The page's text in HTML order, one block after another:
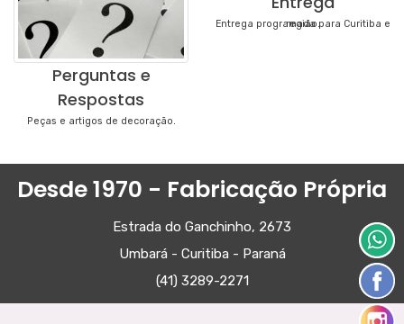
Perguntas e
Respostas
Peças e artigos de decoração.
Entrega programada para Curitiba e região.
Desde 1970 - Fabricação Própria
Estrada do Ganchinho, 2673
Umbará - Curitiba - Paraná
(41) 3289-2271